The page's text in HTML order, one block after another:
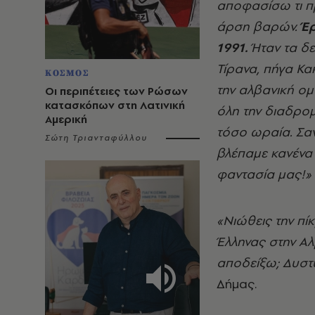
ΚΟΣΜΟΣ
Οι περιπέτειες των Ρώσων
κατασκόπων στη Λατινική
Αμερική
Σώτη Τριανταφύλλου
αποφασίσω τι
άρση βαρών.
1991. Ήταν τα
Τίρανα, πήγα
την αλβανική
όλη την
τόσο ωραία.
βλέπαμε
φαντασία μας!»
«Νιώθεις την
Έλληνας στην
αποδείξω;
Δήμας.